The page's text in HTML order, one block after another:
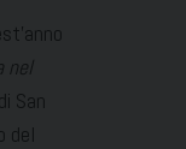
nel
San
del